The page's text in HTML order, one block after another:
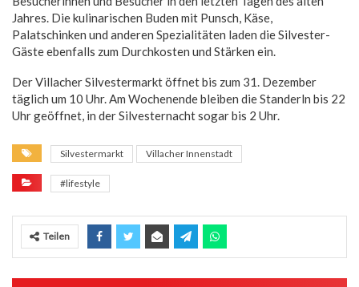
Jahres. Die kulinarischen Buden mit Punsch, Käse,
Palatschinken und anderen Spezialitäten laden die Silvester-
Gäste ebenfalls zum Durchkosten und Stärken ein.
Der Villacher Silvestermarkt öffnet bis zum 31. Dezember
täglich um 10 Uhr. Am Wochenende bleiben die Standerln bis 22
Uhr geöffnet, in der Silvesternacht sogar bis 2 Uhr.
Silvestermarkt Villacher Innenstadt
#lifestyle
Teilen